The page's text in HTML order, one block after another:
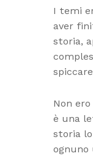
I temi
aver
storia,
Non
è una
storia
ognuno